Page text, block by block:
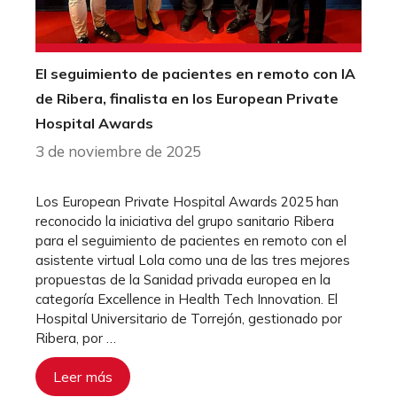
El seguimiento de pacientes en remoto con IA
de Ribera, finalista en los European Private
Hospital Awards
3 de noviembre de 2025
Los European Private Hospital Awards 2025 han
reconocido la iniciativa del grupo sanitario Ribera
para el seguimiento de pacientes en remoto con el
asistente virtual Lola como una de las tres mejores
propuestas de la Sanidad privada europea en la
categoría Excellence in Health Tech Innovation. El
Hospital Universitario de Torrejón, gestionado por
Ribera, por …
Leer más